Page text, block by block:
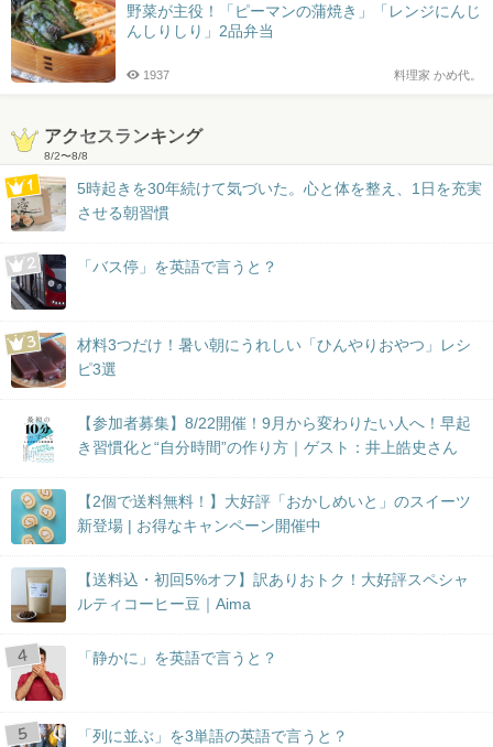
野菜が主役！「ピーマンの蒲焼き」「レンジにんじ
んしりしり」2品弁当
料理家 かめ代。
1937
アクセスランキング
8/2〜8/8
5時起きを30年続けて気づいた。心と体を整え、1日を充実
させる朝習慣
「バス停」を英語で言うと？
材料3つだけ！暑い朝にうれしい「ひんやりおやつ」レシ
ピ3選
【参加者募集】8/22開催！9月から変わりたい人へ！早起
き習慣化と“自分時間”の作り方｜ゲスト：井上皓史さん
【2個で送料無料！】大好評「おかしめいと」のスイーツ
新登場 | お得なキャンペーン開催中
【送料込・初回5%オフ】訳ありおトク！大好評スペシャ
ルティコーヒー豆｜Aima
「静かに」を英語で言うと？
「列に並ぶ」を3単語の英語で言うと？